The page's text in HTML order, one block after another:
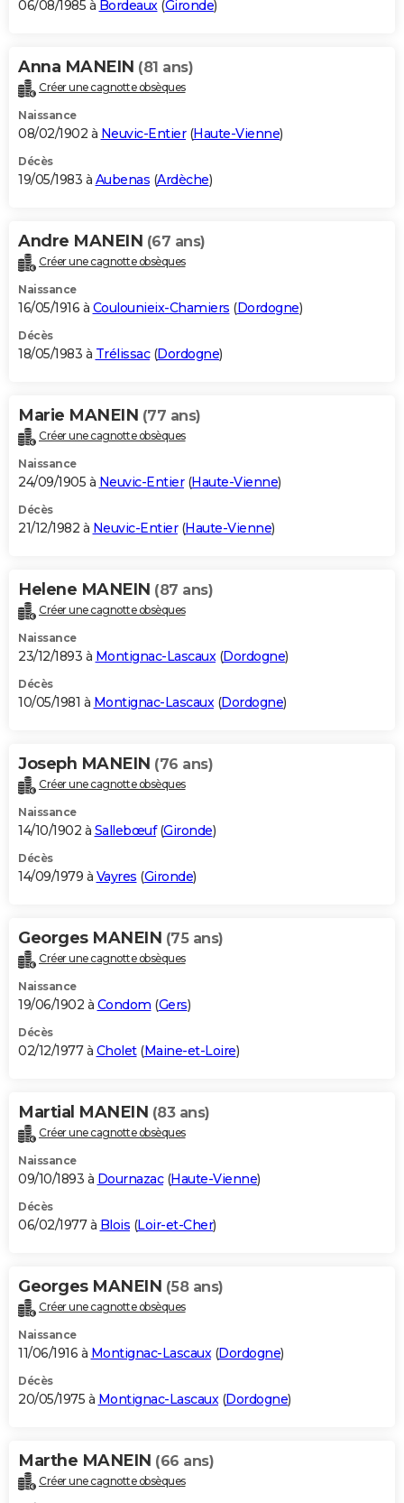
06/08/1985 à Bordeaux(Gironde)
Anna MANEIN (81 ans)
Créer une cagnotte obsèques
Naissance
08/02/1902 à Neuvic-Entier(Haute-Vienne)
Décès
19/05/1983 à Aubenas (Ardèche)
Andre MANEIN (67 ans)
Créer une cagnotte obsèques
Naissance
16/05/1916 à Coulounieix-Chamiers (Dordogne)
Décès
18/05/1983 à Trélissac(Dordogne)
Marie MANEIN (77 ans)
Créer une cagnotte obsèques
Naissance
24/09/1905 à Neuvic-Entier(Haute-Vienne)
Décès
21/12/1982 à Neuvic-Entier(Haute-Vienne)
Helene MANEIN (87 ans)
Créer une cagnotte obsèques
Naissance
23/12/1893 à Montignac-Lascaux(Dordogne)
Décès
10/05/1981 à Montignac-Lascaux(Dordogne)
Joseph MANEIN (76 ans)
Créer une cagnotte obsèques
Naissance
14/10/1902 à Sallebœuf(Gironde)
Décès
14/09/1979 à Vayres (Gironde)
Georges MANEIN (75 ans)
Créer une cagnotte obsèques
Naissance
19/06/1902 à Condom (Gers)
Décès
02/12/1977 à Cholet(Maine-et-Loire)
Martial MANEIN (83 ans)
Créer une cagnotte obsèques
Naissance
09/10/1893 à Dournazac(Haute-Vienne)
Décès
06/02/1977 à Blois (Loir-et-Cher)
Georges MANEIN (58 ans)
Créer une cagnotte obsèques
Naissance
11/06/1916 à Montignac-Lascaux (Dordogne)
Décès
20/05/1975 à Montignac-Lascaux (Dordogne)
Marthe MANEIN (66 ans)
Créer une cagnotte obsèques